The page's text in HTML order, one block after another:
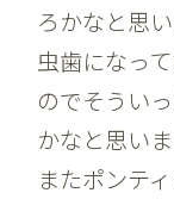
ろかなと思い
虫歯になっ
のでそうい
かなと思いま
またポンテ